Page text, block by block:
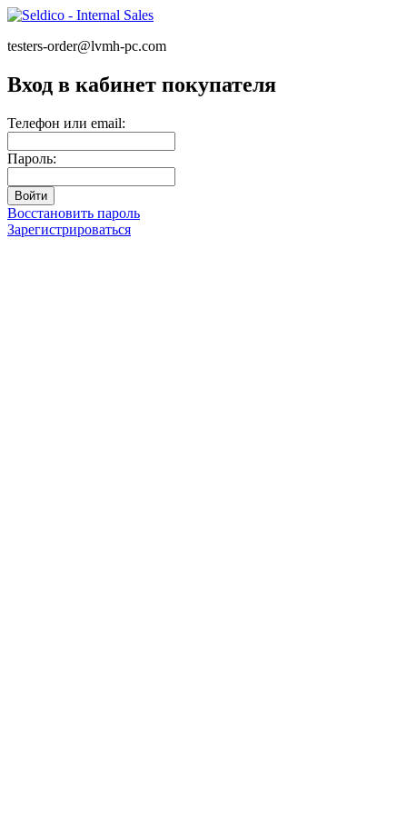
testers-order@lvmh-pc.com
Вход в кабинет покупателя
Телефон или email:
Пароль:
Восстановить пароль
Зарегистрироваться